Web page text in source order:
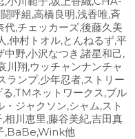
呼組,高橋良明,浅香唯,斉
,チェッカーズ,後藤久美
,仲村トオル,とんねるず,平
野,小沢なつき,諸星和己,
川翔,ウッチャンナンチャ
ランプ,少年忍者,ストリー
,TMネットワークス,ブル
ジャクソン,シャム,スト
相川恵里,藤谷美紀,吉田真
,BaBe,Wink他